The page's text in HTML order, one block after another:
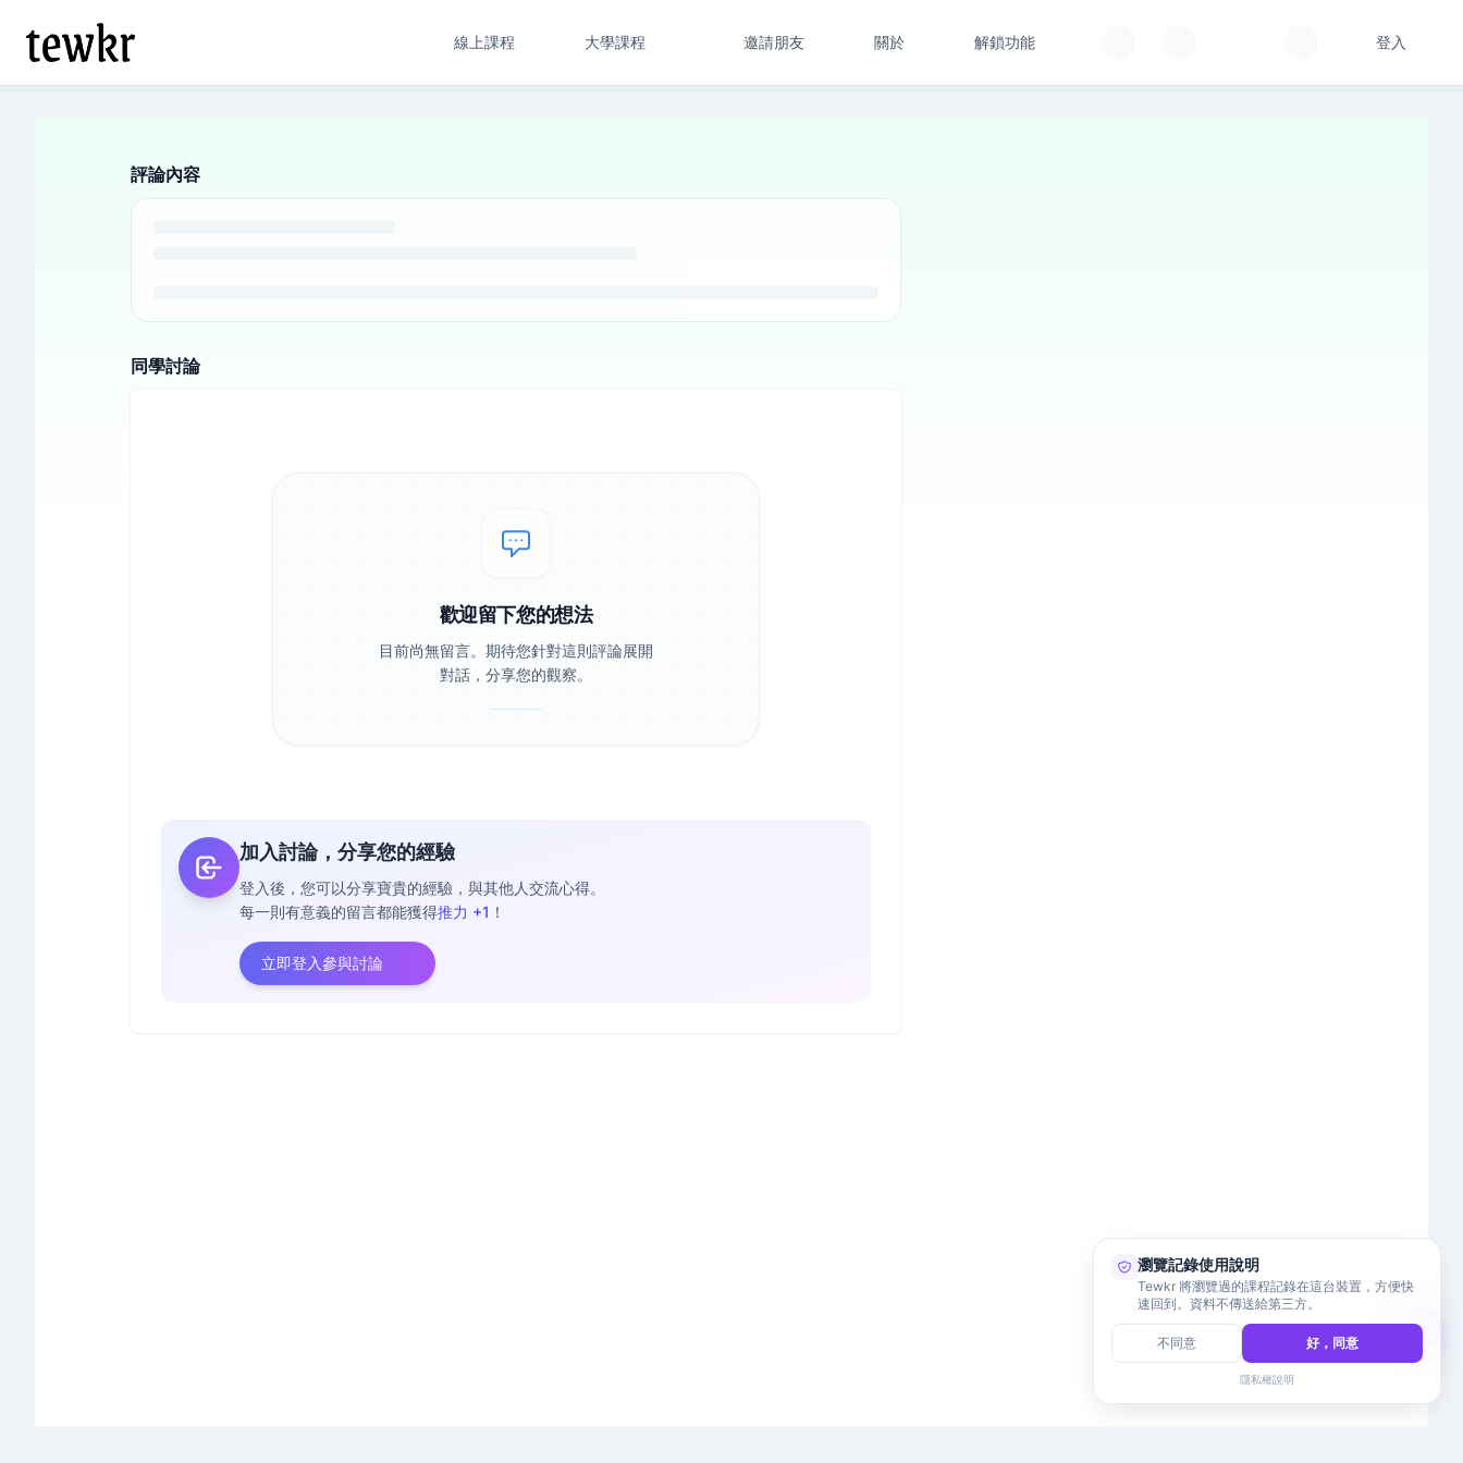
線上課程 大學課程 邀請朋友 關於 解鎖功能 登入
評論內容
同學討論
歡迎留下您的想法
目前尚無留言。期待您針對這則評論展開
對話，分享您的觀察。
加入討論，分享您的經驗
登入後，您可以分享寶貴的經驗，與其他人交流心得。
每一則有意義的留言都能獲得推力 +1 ！
立即登入參與討論
瀏覽記錄使用說明
Tewkr 將瀏覽過的課程記錄在這台裝置，方便快
速回到。資料不傳送給第三方。
不同意 好，同意
隱私權說明